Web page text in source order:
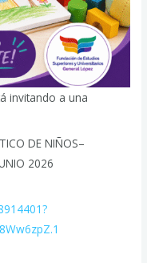
invitando a una
DE NIÑOS–
2026